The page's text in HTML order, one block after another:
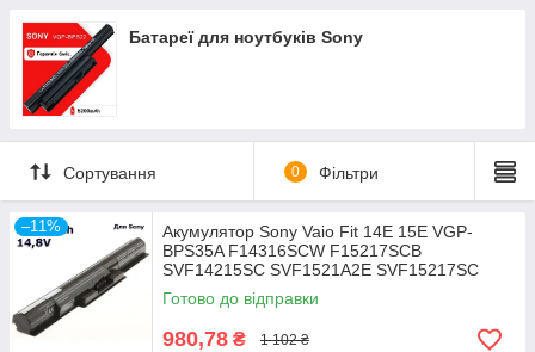
Батареї для ноутбуків Sony
Сортування 0 Фільтри
–11%
Акумулятор Sony Vaio Fit 14E 15E VGP-
BPS35A F14316SCW F15217SCB
SVF14215SC SVF1521A2E SVF15217SC
SVF15218SC
Готово до відправки
980,78 ₴ 1 102 ₴